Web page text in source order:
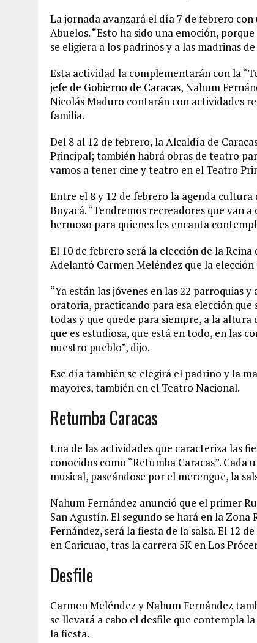
La jornada avanzará el día 7 de febrero
Abuelos. “Esto ha sido una emoción,
se eligiera a los padrinos y a las madrinas
Esta actividad la complementarán con la
jefe de Gobierno de Caracas, Nahum
Nicolás Maduro contarán con actividades
familia.
Del 8 al 12 de febrero, la Alcaldía de
Principal; también habrá obras de teatro
vamos a tener cine y teatro en el Teatro
Entre el 8 y 12 de febrero la agenda
Boyacá. “Tendremos recreadores que van
hermoso para quienes les encanta
El 10 de febrero será la elección de la
Adelantó Carmen Meléndez que la
“Ya están las jóvenes en las 22 parroquias
oratoria, practicando para esa elección
todas y que quede para siempre, a la
que es estudiosa, que está en todo, en las
nuestro pueblo”, dijo.
Ese día también se elegirá el padrino y la
mayores, también en el Teatro Nacional.
Retumba Caracas
Una de las actividades que caracteriza las
conocidos como “Retumba Caracas”.
musical, paseándose por el merengue, la
Nahum Fernández anunció que el primer
San Agustín. El segundo se hará en la
Fernández, será la fiesta de la salsa. El 12
en Caricuao, tras la carrera 5K en Los
Desfile
Carmen Meléndez y Nahum Fernández
se llevará a cabo el desfile que contempla
la fiesta.